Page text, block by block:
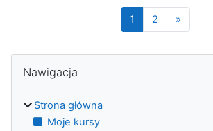
1 Strona 1
2 Strona 2
»
Bloki
Nawigacja
Strona główna
Moje kursy